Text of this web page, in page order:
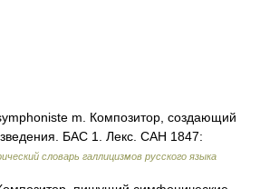
m. Композитор, создающий
БАС 1. Лекс. САН 1847:
словарь галлицизмов русского языка